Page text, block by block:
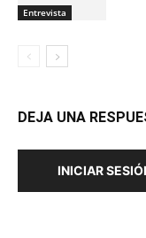
Entrevista
DEJA UNA
INICIAR